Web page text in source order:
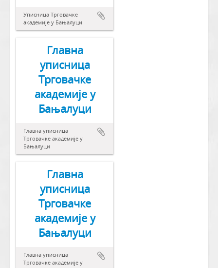
Уписница Трговачке
академије у Бањалуци
Главна
уписница
Трговачке
академије у
Бањалуци
Главна уписница
Трговачке академије у
Бањалуци
Главна
уписница
Трговачке
академије у
Бањалуци
Главна уписница
Трговачке академије у